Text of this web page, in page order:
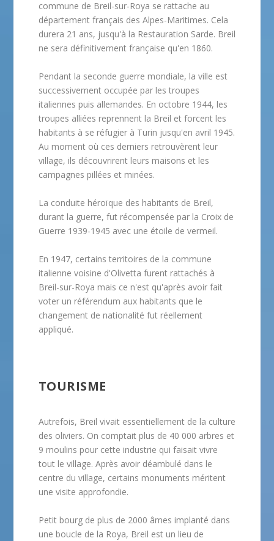
commune de Breil-sur-Roya se rattache au
département français des Alpes-Maritimes. Cela
durera 21 ans, jusqu'à la Restauration Sarde. Breil
ne sera définitivement française qu'en 1860.
Pendant la seconde guerre mondiale, la ville est
successivement occupée par les troupes
italiennes puis allemandes. En octobre 1944, les
troupes alliées reprennent la Breil et forcent les
habitants à se réfugier à Turin jusqu'en avril 1945.
Au moment où ces derniers retrouvèrent leur
village, ils découvrirent leurs maisons et les
campagnes pillées et minées.
La conduite héroïque des habitants de Breil,
durant la guerre, fut récompensée par la Croix de
Guerre 1939-1945 avec une étoile de vermeil.
En 1947, certains territoires de la commune
italienne voisine d'Olivetta furent rattachés à
Breil-sur-Roya mais ce n'est qu'après avoir fait
voter un référendum aux habitants que le
changement de nationalité fut réellement
appliqué.
TOURISME
Autrefois, Breil vivait essentiellement de la culture
des oliviers. On comptait plus de 40 000 arbres et
9 moulins pour cette industrie qui faisait vivre
tout le village. Après avoir déambulé dans le
centre du village, certains monuments méritent
une visite approfondie.
Petit bourg de plus de 2000 âmes implanté dans
une boucle de la Roya, Breil est un lieu de